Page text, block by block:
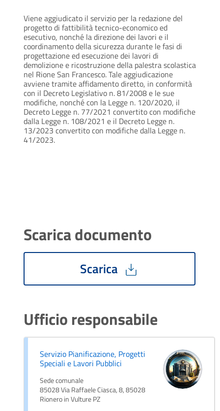
Viene aggiudicato il servizio per la redazione del
progetto di fattibilità tecnico-economico ed
esecutivo, nonché la direzione dei lavori e il
coordinamento della sicurezza durante le fasi di
progettazione ed esecuzione dei lavori di
demolizione e ricostruzione della palestra scolastica
nel Rione San Francesco. Tale aggiudicazione
avviene tramite affidamento diretto, in conformità
con il Decreto Legislativo n. 81/2008 e le sue
modifiche, nonché con la Legge n. 120/2020, il
Decreto Legge n. 77/2021 convertito con modifiche
dalla Legge n. 108/2021 e il Decreto Legge n.
13/2023 convertito con modifiche dalla Legge n.
41/2023.
Scarica documento
Scarica
Ufficio responsabile
Servizio Pianificazione, Progetti
Speciali e Lavori Pubblici
Sede comunale
85028 Via Raffaele Ciasca, 8, 85028
Rionero in Vulture PZ